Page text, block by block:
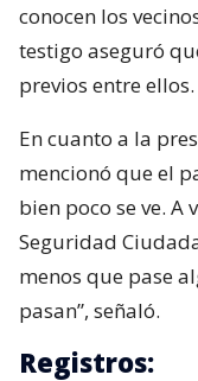
conocen los
testigo aseguró
previos entre ellos.
En cuanto a la
mencionó que el
bien poco se ve. A
Seguridad
menos que pase
pasan”, señaló.
Registros: